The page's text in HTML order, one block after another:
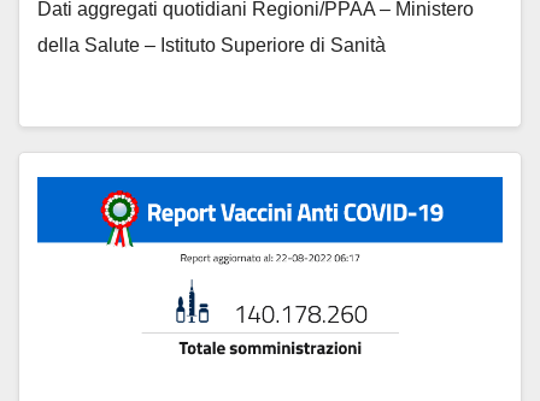
Dati aggregati quotidiani Regioni/PPAA – Ministero
della Salute – Istituto Superiore di Sanità